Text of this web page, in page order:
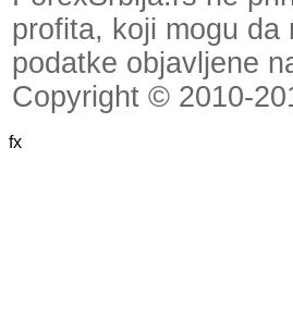
profita, koji mogu
podatke objavljene
Copyright © 2010-
fx